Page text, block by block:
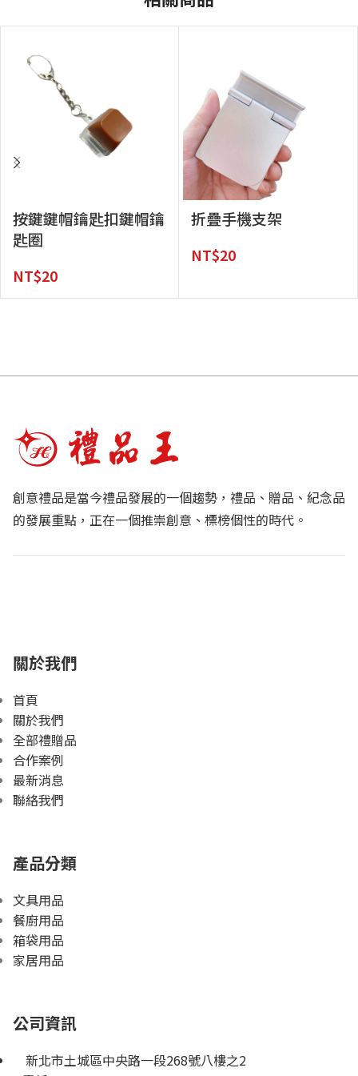
按鍵鍵帽鑰匙扣鍵帽鑰
匙圈
NT$20
折疊手機支架
NT$20
創意禮品是當今禮品發展的一個趨勢，禮品、贈品、紀念品
的發展重點，正在一個推崇創意、標榜個性的時代。
關於我們
首頁
關於我們
全部禮贈品
合作案例
最新消息
聯絡我們
產品分類
文具用品
餐廚用品
箱袋用品
家居用品
公司資訊
新北市土城區中央路一段268號八樓之2